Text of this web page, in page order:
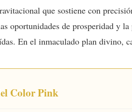
que sostiene con
oportunidades de prosperidad y
En el inmaculado plan divino,
Color Pink